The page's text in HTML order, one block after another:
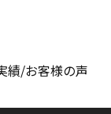
績/お客様の声